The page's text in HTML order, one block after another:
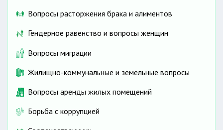
Вопросы расторжения брака и алиментов
Гендерное равенство и вопросы женщин
Вопросы миграции
Жилищно-коммунальные и земельные вопросы
Вопросы аренды жилых помещений
Борьба с коррупцией